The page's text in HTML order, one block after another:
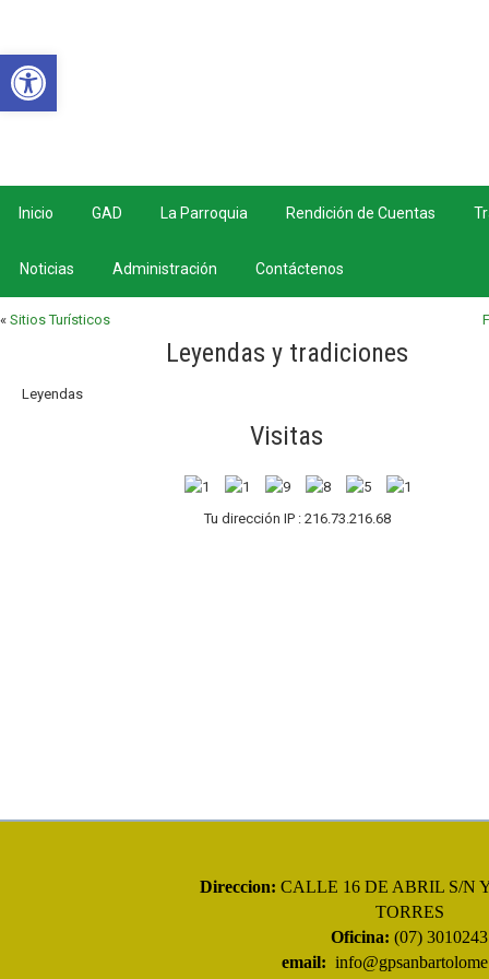
Inicio GAD La Parroquia Rendición de Cuentas
Noticias Administración Contáctenos
« Sitios Turísticos
Leyendas y tradiciones
Leyendas
Visitas
Tu dirección IP : 216.73.216.68
Direccion: CALLE 16 DE ABRIL S/N
TORRES
Oficina: (07) 3010243
email:
Abrir barra de herramientas